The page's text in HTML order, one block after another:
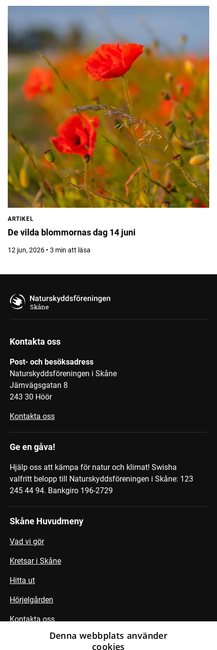
ARTIKEL
De vilda blommornas dag 14 juni
12 jun, 2026 • 3 min att läsa
Skåne
Kontakta oss
Post- och besöksadress
Naturskyddsföreningen i Skåne
Järnvägsgatan 8
243 30 Höör
Kontakta oss
Ge en gåva!
Hjälp oss att kämpa för natur och klimat! Swisha
valfritt belopp till Naturskyddsföreningen i Skåne: 123
245 44 94. Bankgiro 196-2729
Skåne Huvudmeny
Vad vi gör
Kretsar i Skåne
Hitta ut
Hörjelgården
Kontakta oss
Denna webbplats använder
cookies